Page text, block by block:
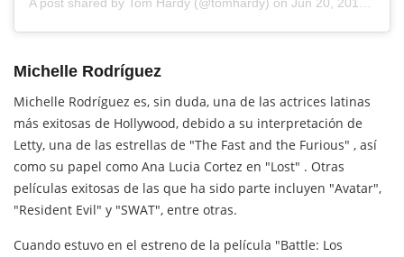
A post shared by Tom Hardy (@tomhardy) on Jun 20, 2018 at 10:22am PDT
Michelle Rodríguez
Michelle Rodríguez es, sin duda, una de las actrices latinas
más exitosas de Hollywood, debido a su interpretación de
Letty, una de las estrellas de "The Fast and the Furious" , así
como su papel como Ana Lucia Cortez en "Lost" . Otras
películas exitosas de las que ha sido parte incluyen "Avatar",
"Resident Evil" y "SWAT", entre otras.
Cuando estuvo en el estreno de la película "Battle: Los